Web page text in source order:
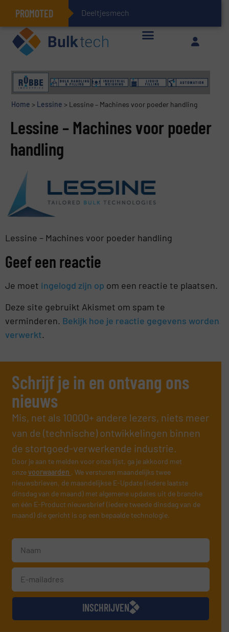
PROMOTED Deeltjesmechanica
Home > Lessine > Lessine – Machines voor poeder handling
Lessine – Machines voor poeder
handling
Lessine – Machines voor poeder handling
Geef een reactie
Je moet ingelogd zijn op om een reactie te plaatsen.
Deze site gebruikt Akismet om spam te
verminderen. Bekijk hoe je reactie gegevens worden
verwerkt.
Schrijf je in en ontvang ons
nieuws
Mis, net als 10000+ andere lezers, niets meer
van de (technische) ontwikkelingen binnen
de stortgoed-verwerkende industrie.
Door je aan te melden voor onze lijst, ga je akkoord met
onzevoorwaarden . We versturen maandelijks twee
nieuwsbrieven, de maandelijkse E-Update (iedere laatste
dinsdag van de maand) met algemene updates uit de branche
en één E-Product nieuwsbrief (iedere tweede dinsdag van de
maand) die gericht is op een bepaalde technologie.
INSCHRIJVEN